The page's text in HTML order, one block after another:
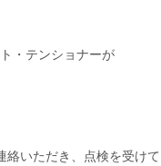
・テンショナーが
いただき、点検を受けて